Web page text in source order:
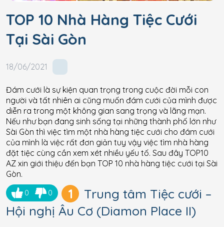
TOP 10 Nhà Hàng Tiệc Cưới
Tại Sài Gòn
18/06/2021
Đám cưới là sự kiện quan trọng trong cuộc đời mỗi con
người và tất nhiên ai cũng muốn đám cưới của mình được
diễn ra trong một không gian sang trọng và lãng mạn.
Nếu như bạn đang sinh sống tại những thành phố lớn như
Sài Gòn thì việc tìm một nhà hàng tiệc cưới cho đám cưới
của mình là việc rất đơn giản tuy vậy việc tìm nhà hàng
đặt tiệc cùng cần xem xét nhiều yếu tố. Sau đây TOP10
AZ xin giới thiệu đến bạn TOP 10 nhà hàng tiệc cưới tại Sài
Gòn.
0 0 1
Trung tâm Tiệc cưới –
Hội nghị Âu Cơ (Diamon Place II)